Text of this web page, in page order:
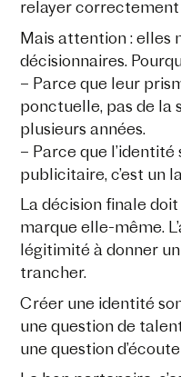
relayer correctement
Mais attention : elles
décisionnaires.
– Parce que leur
ponctuelle, pas de la
plusieurs années.
– Parce que l’identité
publicitaire, c’est un
La décision finale
marque elle-même.
légitimité à donner
trancher.
Créer une identité
une question de
une question